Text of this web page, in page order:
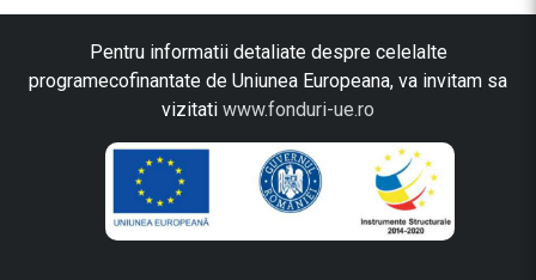
Pentru informatii detaliate despre celelalte
programecofinantate de Uniunea Europeana, va invitam sa
vizitati www.fonduri-ue.ro